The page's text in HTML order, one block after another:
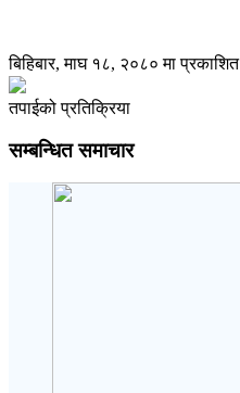
बिहिबार, माघ १८, २०८० मा प्रकाशित
तपाईको प्रतिक्रिया
सम्बन्धित समाचार